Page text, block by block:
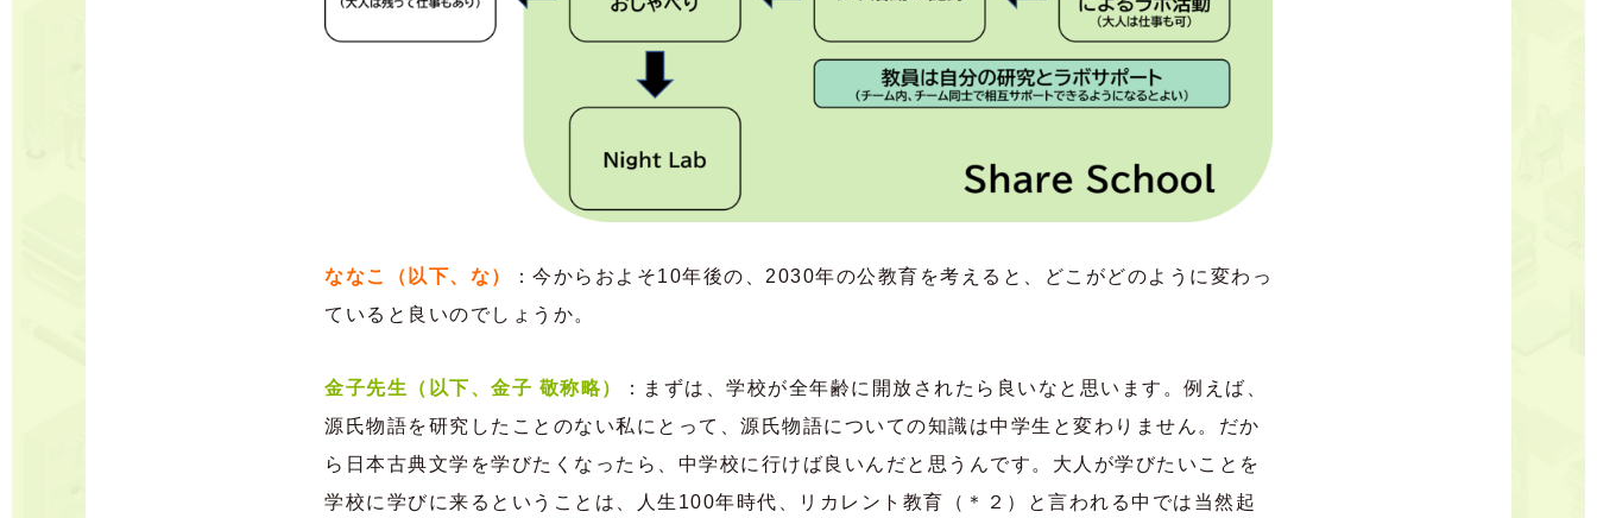
ななこ（以下、な）
：今からおよそ10年後の、2030年の公教育を考えると、どこがどのように変わっ
ていると良いのでしょうか。
金子先生（以下、金子 敬称略）
：まずは、学校が全年齢に開放されたら良いなと思います。例えば、
源氏物語を研究したことのない私にとって、源氏物語についての知識は中学生と変わりません。だか
ら日本古典文学を学びたくなったら、中学校に行けば良いんだと思うんです。大人が学びたいことを
学校に学びに来るということは、人生100年時代、リカレント教育（＊２）と言われる中では当然起